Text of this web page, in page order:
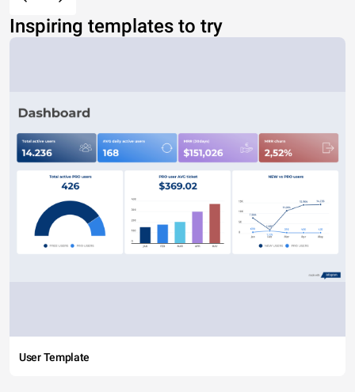
Inspiring templates to try
User Template